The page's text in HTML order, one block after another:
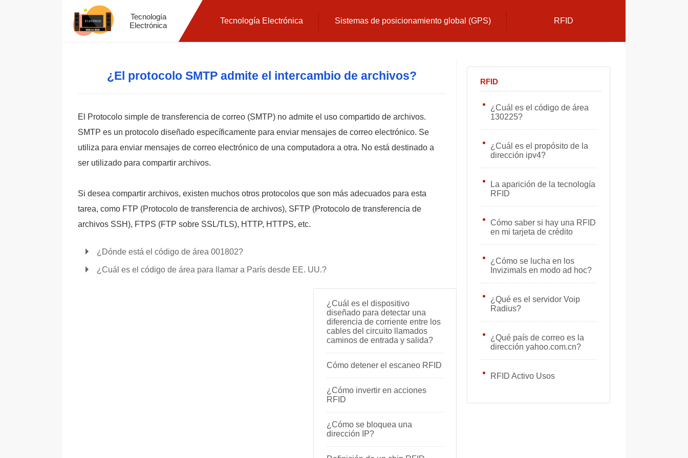
Tecnología
Electrónica
Tecnología Electrónica Sistemas de posicionamiento global (GPS) RFID
¿El protocolo SMTP admite el intercambio de archivos?
El Protocolo simple de transferencia de correo (SMTP) no admite el uso compartido de archivos.
SMTP es un protocolo diseñado específicamente para enviar mensajes de correo electrónico. Se
utiliza para enviar mensajes de correo electrónico de una computadora a otra. No está destinado a
ser utilizado para compartir archivos.
Si desea compartir archivos, existen muchos otros protocolos que son más adecuados para esta
tarea, como FTP (Protocolo de transferencia de archivos), SFTP (Protocolo de transferencia de
archivos SSH), FTPS (FTP sobre SSL/TLS), HTTP, HTTPS, etc.
¿Dónde está el código de área 001802?
¿Cuál es el código de área para llamar a París desde EE. UU.?
RFID
¿Cuál es el código de área
130225?
¿Cuál es el propósito de la
dirección ipv4?
La aparición de la tecnología
RFID
Cómo saber si hay una RFID
en mi tarjeta de crédito
¿Cómo se lucha en los
Invizimals en modo ad hoc?
¿Qué es el servidor Voip
Radius?
¿Qué país de correo es la
dirección yahoo.com.cn?
RFID Activo Usos
¿Cuál es el dispositivo
diseñado para detectar una
diferencia de corriente entre los
cables del circuito llamados
caminos de entrada y salida?
Cómo detener el escaneo RFID
¿Cómo invertir en acciones
RFID
¿Cómo se bloquea una
dirección IP?